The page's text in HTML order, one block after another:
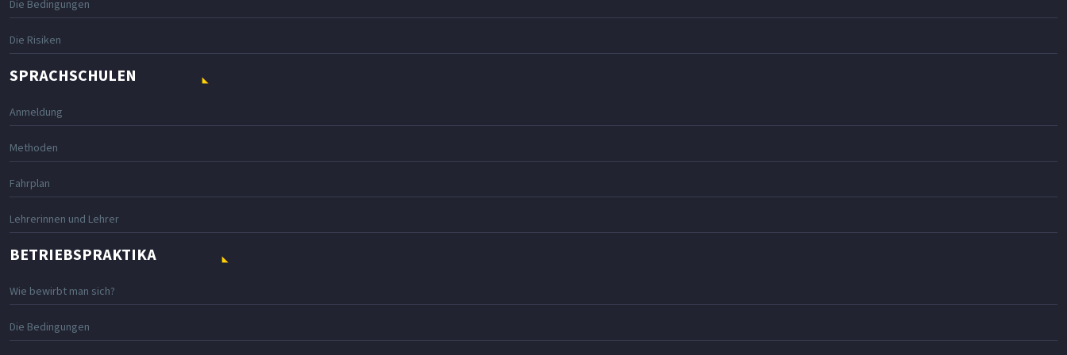
Die Bedingungen
Die Risiken
SPRACHSCHULEN
Anmeldung
Methoden
Fahrplan
Lehrerinnen und Lehrer
BETRIEBSPRAKTIKA
Wie bewirbt man sich?
Die Bedingungen